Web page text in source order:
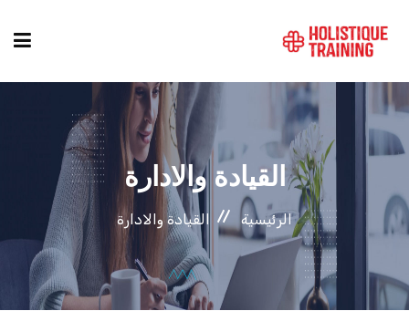
دليل الدورات
التصنيفات
القيادة والادارة
الرئيسية القيادة والادارة